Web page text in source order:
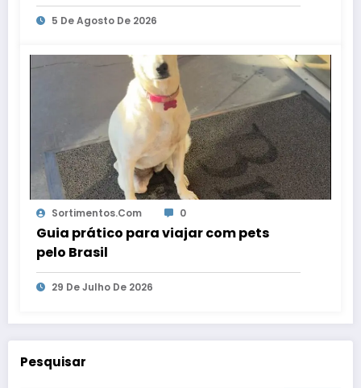
5 De Agosto De 2026
Sortimentos.com 0
Guia prático para viajar com pets
pelo Brasil
29 De Julho De 2026
Pesquisar